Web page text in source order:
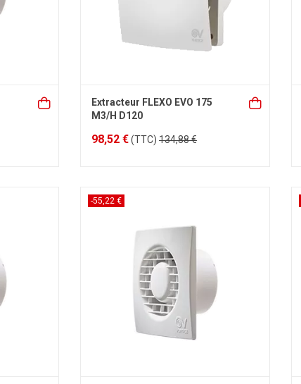
Extracteur FLEXO EVO 175
M3/H D120
98,52 €(TTC) 134,88 €
-55,22 €